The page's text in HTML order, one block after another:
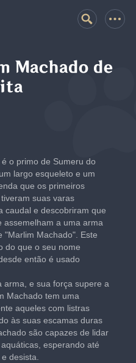
Machado de
o primo de Sumeru do
largo esqueleto e um
que os primeiros
suas varas
caudal e descobriram que
assemelham a uma arma
"Marlim Machado". Este
do que o seu nome
então é usado
arma, e sua força supere a
Machado tem uma
aqueles com listras
às suas escamas duras
são capazes de lidar
esperando até
desista.